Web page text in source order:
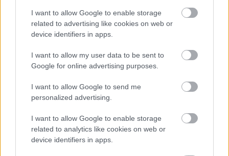
I want to allow Google to enable storage
related to advertising like cookies on web or
device identifiers in apps.
I want to allow my user data to be sent to
Google for online advertising purposes.
I want to allow Google to send me
personalized advertising.
I want to allow Google to enable storage
related to analytics like cookies on web or
device identifiers in apps.
támogatsz!
Messengeren
keresőben könnyebben megtaláld a
glamour.hu cikkeit